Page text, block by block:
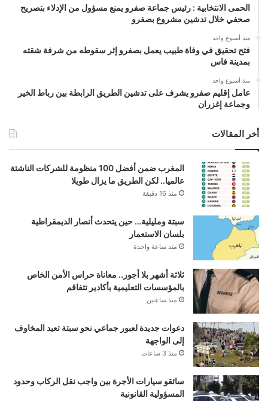
الحمى الانتخابية : رئيس جماعة صفرو يمنع مسؤول من الإدلاء بتصريح
صحفي خلال تدشين مشروع بصفرو
منذ أسبوع واحد
فتح تحقيق في وفاة طبيب يعمل بصفرو إثر سقوطه من شرفة شقته
بمدينة فاس
منذ أسبوع واحد
عامل إقليم صفرو يشرف على تدشين الطريق الرابطة بين رباط الخير
وجماعة إغزران
أخر المقالات
المغرب ضمن أفضل 100 منظومة للشركات الناشئة
عالميا.. لكن الطريق ما يزال طويلا
منذ 16 دقيقة
سبتة ومليلية… حين يتحدث أنصار الديمقراطية
بلسان الاستعمار
منذ ساعة واحدة
ثلاثة أشهر بلا أجور.. معاناة حراس الأمن الخاص
بالمؤسسات التعليمية بأكادير تتفاقم
منذ ساعتين
دعوات جديدة لعبور جماعي نحو سبتة تعيد المخاوف
إلى الواجهة
منذ 3 ساعات
سائقو سيارات الأجرة بين واجب نقل الركاب وحدود
المسؤولية القانونية